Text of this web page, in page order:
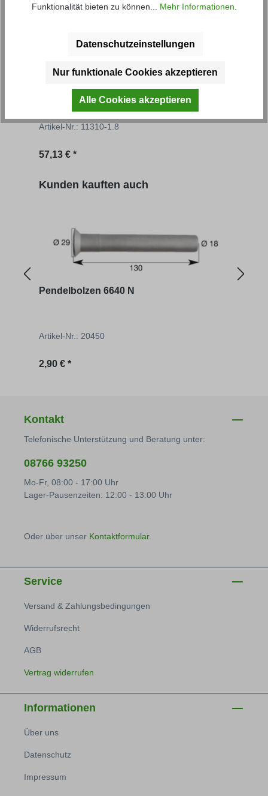
Artikel-Nr.: 11310-1.8
Regulärer Preis:
57,13 € *
Produktgalerie überspringen
Kunden kauften auch
Pendelbolzen 6640 N
Artikel-Nr.: 20450
Regulärer Preis:
2,90 € *
Kontakt
Telefonische Unterstützung und Beratung unter:
08766 93250
Mo-Fr, 08:00 - 17:00 Uhr
Lager-Pausenzeiten: 12:00 - 13:00 Uhr
Oder über unser Kontaktformular.
Service
Versand & Zahlungsbedingungen
Widerrufsrecht
AGB
Vertrag widerrufen
Informationen
Über uns
Datenschutz
Impressum
Funktionalität bieten zu können... Mehr Informationen.
Datenschutzeinstellungen
Nur funktionale Cookies akzeptieren
Alle Cookies akzeptieren